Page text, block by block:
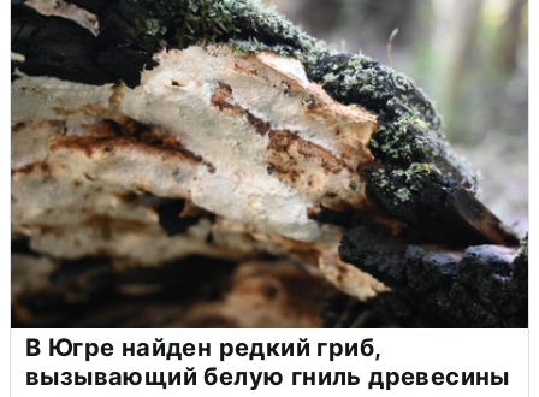
В Югре найден редкий гриб,
вызывающий белую гниль древесины